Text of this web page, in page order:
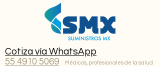
Cotiza vía WhatsApp
55 4910 5069
Médicos, profesionales de la salud